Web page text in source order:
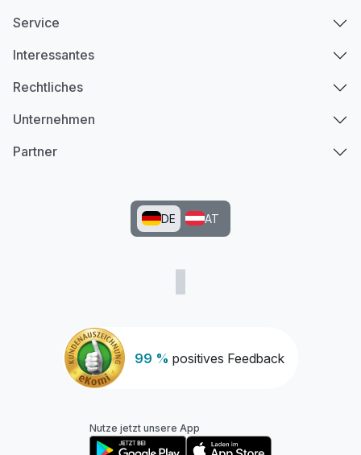
99 % positives Feedback
Service
Interessantes
Rechtliches
Unternehmen
Partner
DE AT
Nutze jetzt unsere App